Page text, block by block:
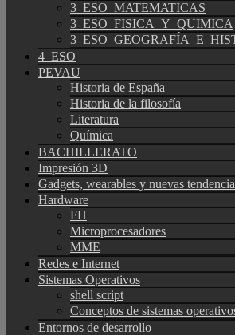
3_ESO_MATEMATICAS
3_ESO_FISICA_Y_QUIMICA
4_ESO
PEVAU
Historia de España
Historia de la filosofía
Literatura
Química
BACHILLERATO
Impresión 3D
Gadgets, wearables y nuevas
Hardware
FH
Microprocesadores
MME
Redes e Internet
Sistemas Operativos
shell script
Conceptos de sistemas
Entornos de desarrollo